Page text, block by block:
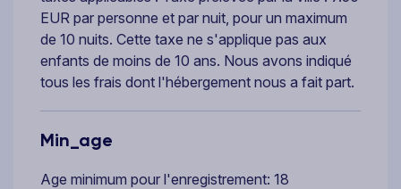
EUR par personne et par nuit, pour un maximum
de 10 nuits. Cette taxe ne s'applique pas aux
enfants de moins de 10 ans. Nous avons indiqué
tous les frais dont l'hébergement nous a fait part.
Min_age
Age minimum pour l'enregistrement: 18